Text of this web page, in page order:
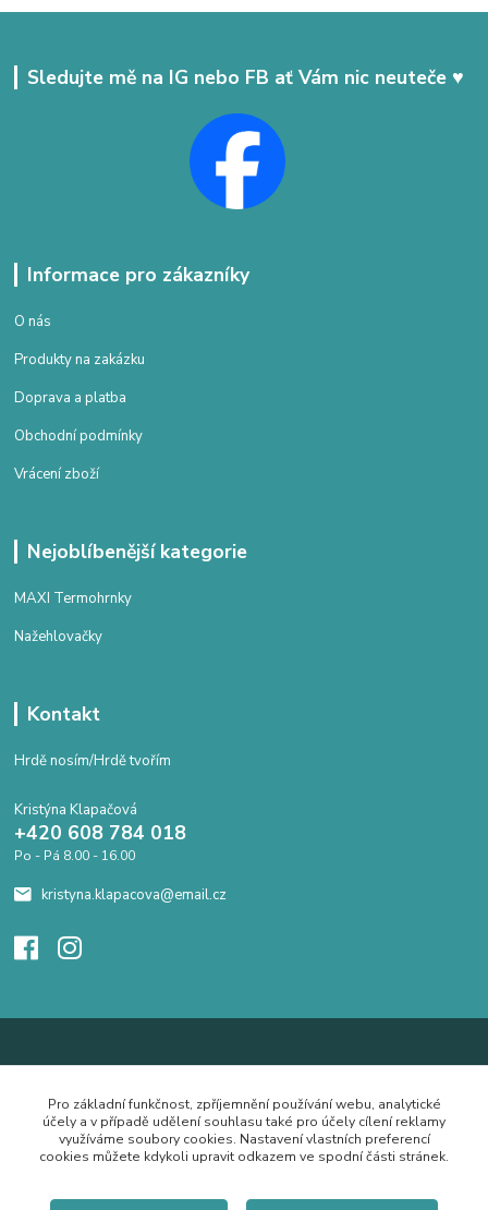
Sledujte mě na IG nebo FB ať Vám nic neuteče ♥
Informace pro zákazníky
O nás
Produkty na zakázku
Doprava a platba
Obchodní podmínky
Vrácení zboží
Nejoblíbenější kategorie
MAXI Termohrnky
Nažehlovačky
Kontakt
Hrdě nosím/Hrdě tvořím
Kristýna Klapačová
+420 608 784 018
Po - Pá 8.00 - 16.00
kristyna.klapacova@email.cz
Pro základní funkčnost, zpříjemnění používání webu, analytické
účely a v případě udělení souhlasu také pro účely cílení reklamy
využíváme soubory cookies. Nastavení vlastních preferencí
cookies můžete kdykoli upravit odkazem ve spodní části stránek.